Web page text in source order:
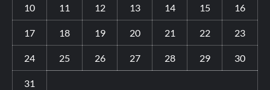
10 11 12 13 14 15 16
17 18 19 20 21 22 23
24 25 26 27 28 29 30
31